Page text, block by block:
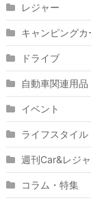
レジャー
キャンピングカ
ドライブ
自動車関連用品
イベント
ライフスタイル
週刊Car&レジ
コラム・特集